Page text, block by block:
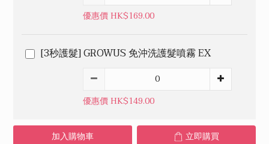
優惠價 HK$169.00
[3秒護髮] GROWUS 免沖洗護髮噴霧 EX
優惠價 HK$149.00
加入購物車 立即購買